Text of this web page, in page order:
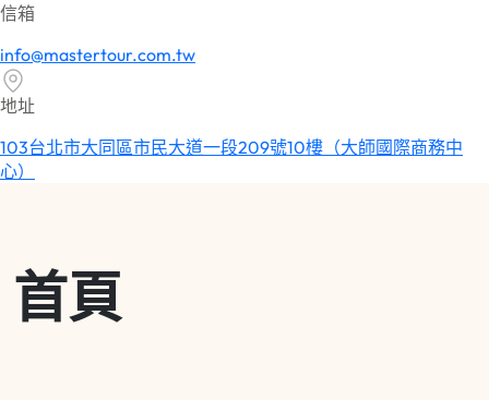
信箱
info@mastertour.com.tw
地址
103台北市大同區市民大道一段209號10樓（大師國際商務中
心）
首頁